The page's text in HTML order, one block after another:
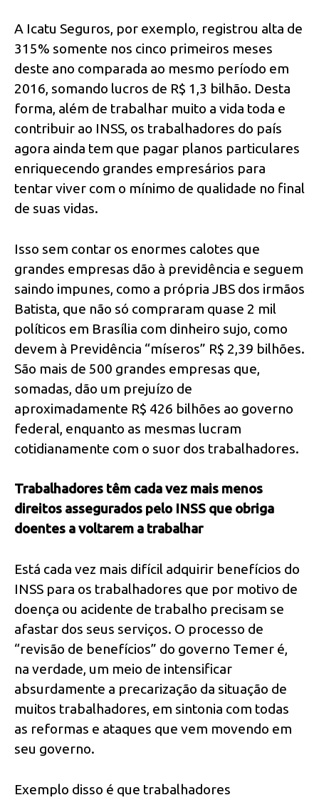
A Icatu Seguros, por exemplo, registrou alta de
315% somente nos cinco primeiros meses
deste ano comparada ao mesmo período em
2016, somando lucros de R$ 1,3 bilhão. Desta
forma, além de trabalhar muito a vida toda e
contribuir ao INSS, os trabalhadores do país
agora ainda tem que pagar planos particulares
enriquecendo grandes empresários para
tentar viver com o mínimo de qualidade no final
de suas vidas.
Isso sem contar os enormes calotes que
grandes empresas dão à previdência e seguem
saindo impunes, como a própria JBS dos irmãos
Batista, que não só compraram quase 2 mil
políticos em Brasília com dinheiro sujo, como
devem à Previdência “míseros” R$ 2,39 bilhões.
São mais de 500 grandes empresas que,
somadas, dão um prejuízo de
aproximadamente R$ 426 bilhões ao governo
federal, enquanto as mesmas lucram
cotidianamente com o suor dos trabalhadores.
Trabalhadores têm cada vez mais menos
direitos assegurados pelo INSS que obriga
doentes a voltarem a trabalhar
Está cada vez mais difícil adquirir benefícios do
INSS para os trabalhadores que por motivo de
doença ou acidente de trabalho precisam se
afastar dos seus serviços. O processo de
“revisão de benefícios” do governo Temer é,
na verdade, um meio de intensificar
absurdamente a precarização da situação de
muitos trabalhadores, em sintonia com todas
as reformas e ataques que vem movendo em
seu governo.
Exemplo disso é que trabalhadores